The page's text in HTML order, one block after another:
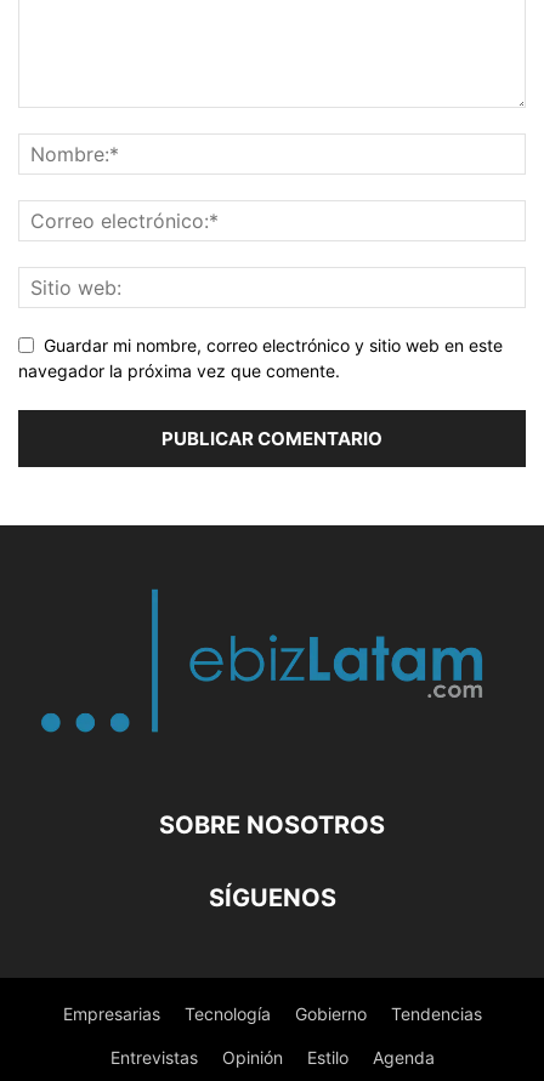
Guardar mi nombre, correo electrónico y sitio web en este
navegador la próxima vez que comente.
SOBRE NOSOTROS
SÍGUENOS
Empresarias Tecnología Gobierno Tendencias
Entrevistas Opinión Estilo Agenda